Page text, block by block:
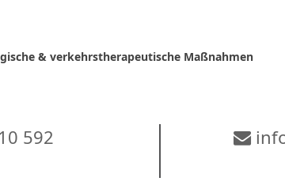
& verkehrstherapeutische Maßnahmen
592